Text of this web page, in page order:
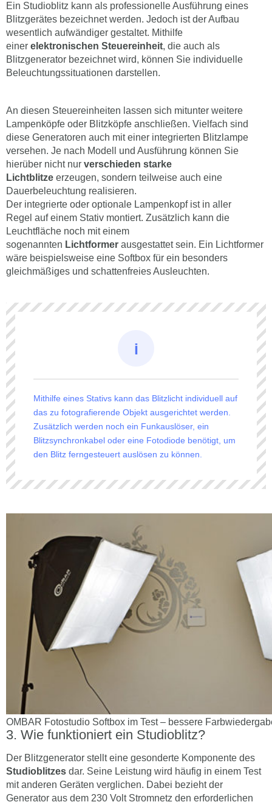
Ein Studioblitz kann als professionelle Ausführung eines
Blitzgerätes bezeichnet werden. Jedoch ist der Aufbau
wesentlich aufwändiger gestaltet. Mithilfe
einer elektronischen Steuereinheit, die auch als
Blitzgenerator bezeichnet wird, können Sie individuelle
Beleuchtungssituationen darstellen.
An diesen Steuereinheiten lassen sich mitunter weitere
Lampenköpfe oder Blitzköpfe anschließen. Vielfach sind
diese Generatoren auch mit einer integrierten Blitzlampe
versehen. Je nach Modell und Ausführung können Sie
hierüber nicht nur verschieden starke
Lichtblitze erzeugen, sondern teilweise auch eine
Dauerbeleuchtung realisieren.
Der integrierte oder optionale Lampenkopf ist in aller
Regel auf einem Stativ montiert. Zusätzlich kann die
Leuchtfläche noch mit einem
sogenannten Lichtformer ausgestattet sein. Ein Lichtformer
wäre beispielsweise eine Softbox für ein besonders
gleichmäßiges und schattenfreies Ausleuchten.
Mithilfe eines Stativs kann das Blitzlicht individuell auf
das zu fotografierende Objekt ausgerichtet werden.
Zusätzlich werden noch ein Funkauslöser, ein
Blitzsynchronkabel oder eine Fotodiode benötigt, um
den Blitz ferngesteuert auslösen zu können.
OMBAR Fotostudio Softbox im Test – bessere
Wie funktioniert ein Studioblitz?
Der Blitzgenerator stellt eine gesonderte Komponente des
Studioblitzes dar. Seine Leistung wird häufig in einem Test
mit anderen Geräten verglichen. Dabei bezieht der
Generator aus dem 230 Volt Stromnetz den erforderlichen